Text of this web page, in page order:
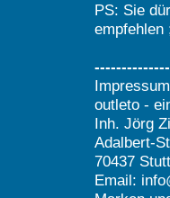
PS: Sie
empfehlen
outleto -
Inh. Jörg
Adalbert-
70437
Email: